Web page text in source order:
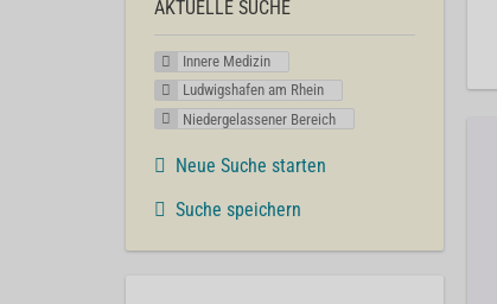
AKTUELLE SUCHE
Innere Medizin
Ludwigshafen am Rhein
Niedergelassener Bereich
Neue Suche starten
Suche speichern